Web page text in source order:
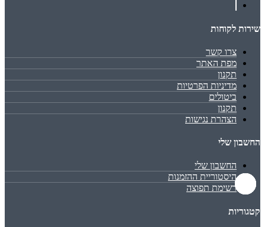
שירות לקוחות
צרו קשר
מפת האתר
תקנון
מדיניות הפרטיות
ביטולים
תקנון
הצהרת נגישות
החשבון שלי
החשבון שלי
היסטוריית ההזמנות
רשימת תפוצה
קטגוריות